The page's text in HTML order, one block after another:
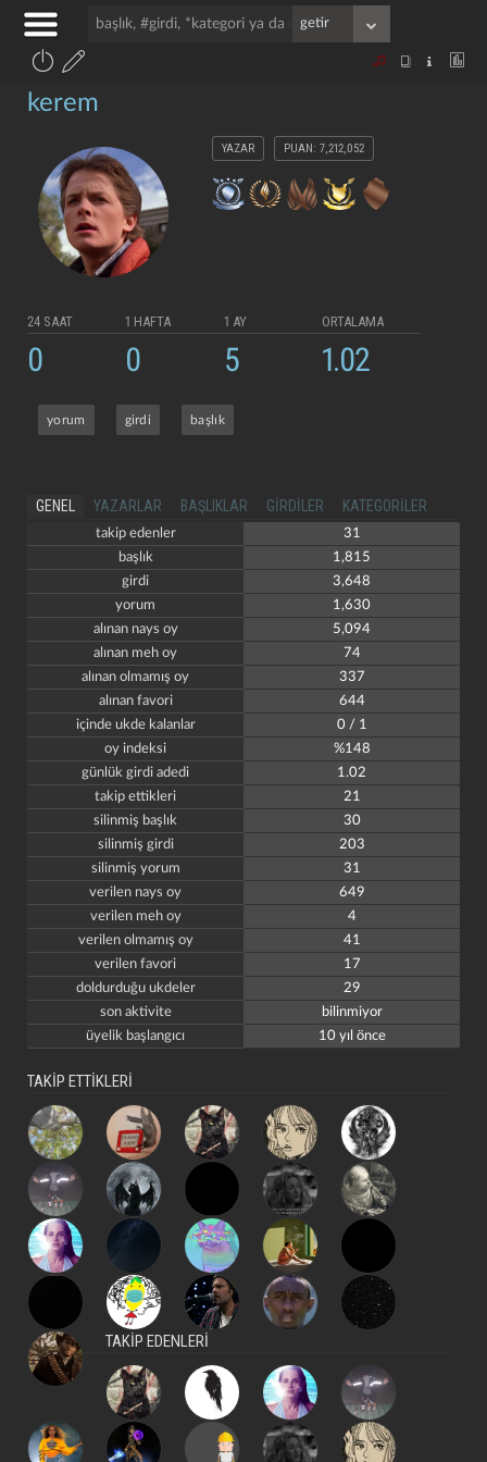
kerem
YAZAR PUAN: 7,212,052
24 SAAT
0
1 HAFTA
0
1 AY
5
ORTALAMA
1.02
yorum girdi başlık
GENEL YAZARLAR BAŞLIKLAR GIRDILER KATEGORILER
takip edenler
31
başlık
1,815
girdi
3,648
yorum
1,630
alınan nays oy
5,094
alınan meh oy
74
alınan olmamış oy
337
alınan favori
644
içinde ukde kalanlar
0 / 1
oy indeksi
%148
günlük girdi adedi
1.02
takip ettikleri
21
silinmiş başlık
30
silinmiş girdi
203
silinmiş yorum
31
verilen nays oy
649
verilen meh oy
4
verilen olmamış oy
41
verilen favori
17
doldurduğu ukdeler
29
son aktivite
bilinmiyor
üyelik başlangıcı
10 yıl önce
TAKİP ETTİKLERİ
TAKİP EDENLERİ
kapat